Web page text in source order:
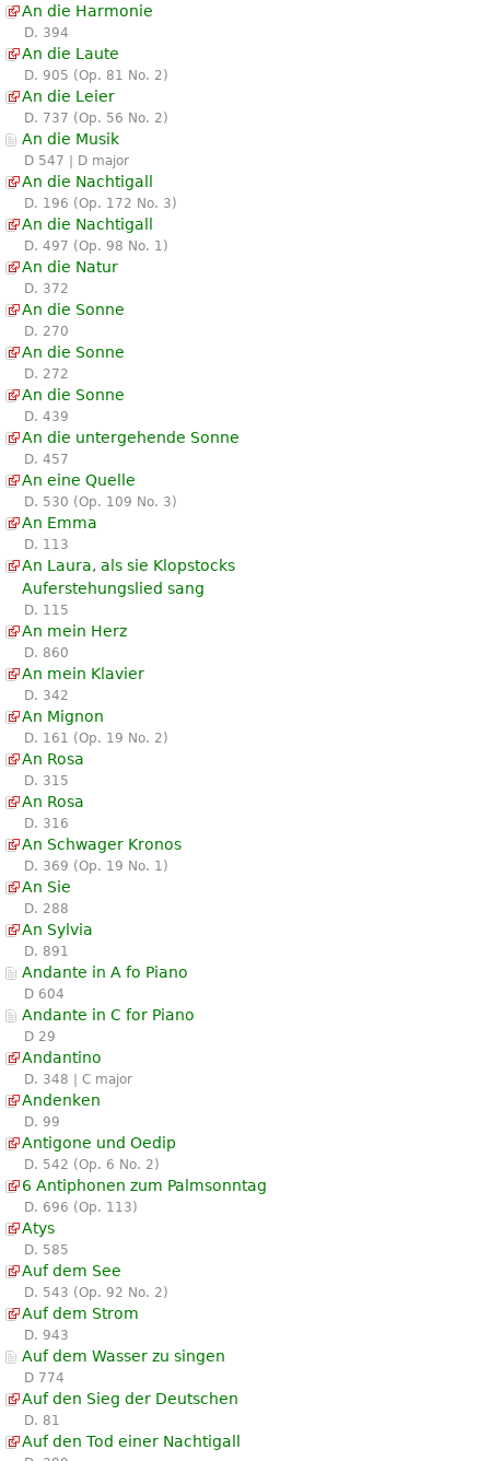
An die Harmonie
D. 394
An die Laute
D. 905 (Op. 81 No. 2)
An die Leier
D. 737 (Op. 56 No. 2)
An die Musik
D 547 | D major
An die Nachtigall
D. 196 (Op. 172 No. 3)
An die Nachtigall
D. 497 (Op. 98 No. 1)
An die Natur
D. 372
An die Sonne
D. 270
An die Sonne
D. 272
An die Sonne
D. 439
An die untergehende Sonne
D. 457
An eine Quelle
D. 530 (Op. 109 No. 3)
An Emma
D. 113
An Laura, als sie Klopstocks
Auferstehungslied sang
D. 115
An mein Herz
D. 860
An mein Klavier
D. 342
An Mignon
D. 161 (Op. 19 No. 2)
An Rosa
D. 315
An Rosa
D. 316
An Schwager Kronos
D. 369 (Op. 19 No. 1)
An Sie
D. 288
An Sylvia
D. 891
Andante in A fo Piano
D 604
Andante in C for Piano
D 29
Andantino
D. 348 | C major
Andenken
D. 99
Antigone und Oedip
D. 542 (Op. 6 No. 2)
6 Antiphonen zum Palmsonntag
D. 696 (Op. 113)
Atys
D. 585
Auf dem See
D. 543 (Op. 92 No. 2)
Auf dem Strom
D. 943
Auf dem Wasser zu singen
D 774
Auf den Sieg der Deutschen
D. 81
Auf den Tod einer Nachtigall